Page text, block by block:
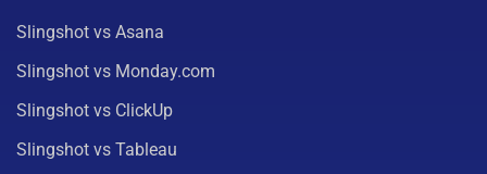
Slingshot vs Asana
Slingshot vs Monday.com
Slingshot vs ClickUp
Slingshot vs Tableau